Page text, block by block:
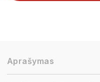
Aprašymas